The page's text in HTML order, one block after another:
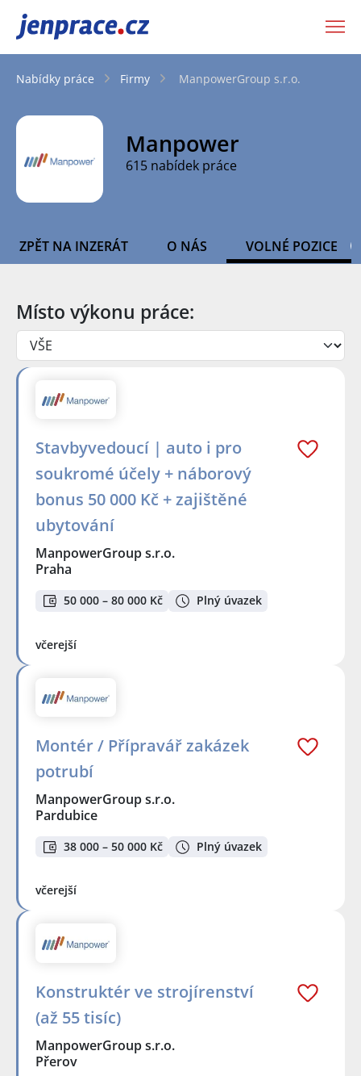
JenPráce.cz
Nabídky práce Firmy ManpowerGroup s.r.o.
Manpower
615 nabídek práce
ZPĚT NA INZERÁT O NÁS VOLNÉ POZICE
Místo výkonu práce:
Stavbyvedoucí | auto i pro
soukromé účely + náborový
bonus 50 000 Kč + zajištěné
ubytování
ManpowerGroup s.r.o.
Praha
50 000 – 80 000 Kč Plný úvazek
včerejší
Montér / Přípravář zakázek
potrubí
ManpowerGroup s.r.o.
Pardubice
38 000 – 50 000 Kč Plný úvazek
včerejší
Konstruktér ve strojírenství
(až 55 tisíc)
ManpowerGroup s.r.o.
Přerov